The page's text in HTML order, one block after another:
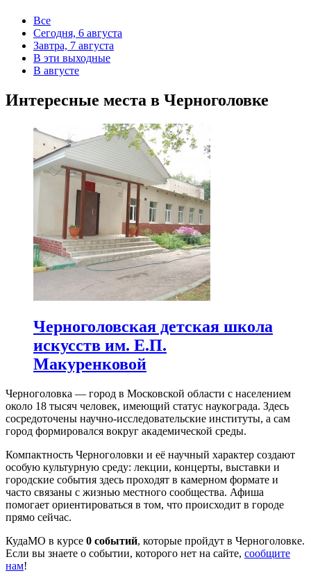
Все
Сегодня, 6 августа
Завтра, 7 августа
В эти выходные
В августе
Интересные места в Черноголовке
Черноголовская детская школа
искусств им. Е.П.
Макуренковой
Черноголовка — город в Московской области с населением
около 18 тысяч человек, имеющий статус наукограда. Здесь
сосредоточены научно-исследовательские институты, а сам
город формировался вокруг академической среды.
Компактность Черноголовки и её научный характер создают
особую культурную среду: лекции, концерты, выставки и
городские события здесь проходят в камерном формате и
часто связаны с жизнью местного сообщества. Афиша
помогает ориентироваться в том, что происходит в городе
прямо сейчас.
КудаМО в курсе 0 событий, которые пройдут в Черноголовке.
Если вы знаете о событии, которого нет на сайте, сообщите
нам!